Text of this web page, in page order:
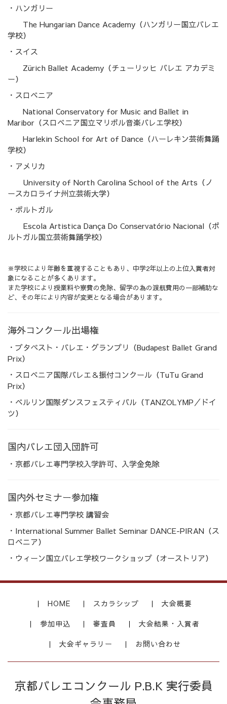
・ハンガリー
The Hungarian Dance Academy（ハンガリー国立バレエ
学校）
・スイス
Zürich Ballet Academy（チューリッヒ バレエ アカデミ
ー）
・スロベニア
National Conservatory for Music and Ballet in
Maribor（スロベニア国立マリボル音楽バレエ学校）
Harlekin School for Art of Dance（ハーレキン芸術舞踊
学校）
・アメリカ
University of North Carolina School of the Arts（ノ
ースカロライナ州立芸術大学）
・ポルトガル
Escola Artistica Dança Do Conservatório Nacional（ポ
ルトガル国立芸術舞踊学校）
※学校により年齢を重視することもあり、中学2年以上の上位入賞者対
象になることが多くあります。
また学校により授業料や寮費の免除、留学の為の渡航費用の一部補助な
ど、その年により内容が変更となる場合があります。
海外コンクール出場権
・ブタペスト・バレエ・グランプリ（Budapest Ballet Grand
Prix）
・スロベニア国際バレエ＆振付コンクール（TuTu Grand
Prix）
・ベルリン国際ダンスフェスティバル（TANZOLYMP／ドイ
ツ）
国内バレエ団入団許可
・京都バレエ専門学校入学許可、入学金免除
国内外セミナー参加権
・京都バレエ専門学校 講習会
・International Summer Ballet Seminar DANCE-PIRAN（ス
ロベニア）
・ウィーン国立バレエ学校ワークショップ（オーストリア）
HOME スカラシップ
大会概要
参加申込
審査員
大会結果・入賞者
大会ギャラリー
お問い合わせ
京都バレエコンクール P.B.K 実行委員